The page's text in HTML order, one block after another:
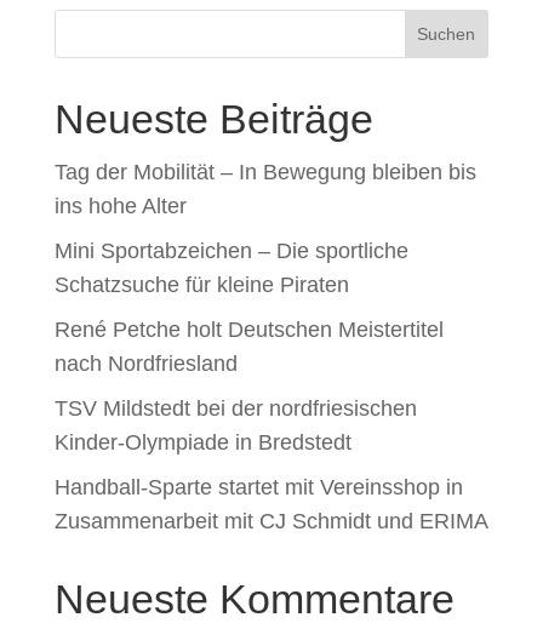
Suchen
Neueste Beiträge
Tag der Mobilität – In Bewegung bleiben bis
ins hohe Alter
Mini Sportabzeichen – Die sportliche
Schatzsuche für kleine Piraten
René Petche holt Deutschen Meistertitel
nach Nordfriesland
TSV Mildstedt bei der nordfriesischen
Kinder-Olympiade in Bredstedt
Handball-Sparte startet mit Vereinsshop in
Zusammenarbeit mit CJ Schmidt und ERIMA
Neueste Kommentare